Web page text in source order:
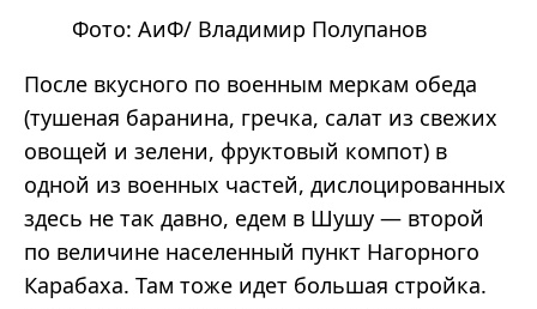
Фото: АиФ/ Владимир Полупанов
После вкусного по военным меркам обеда
(тушеная баранина, гречка, салат из свежих
овощей и зелени, фруктовый компот) в
одной из военных частей, дислоцированных
здесь не так давно, едем в Шушу — второй
по величине населенный пункт Нагорного
Карабаха. Там тоже идет большая стройка.